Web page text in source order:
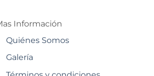
Información
Quiénes Somos
Galería